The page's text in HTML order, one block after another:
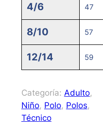
4/6 47
8/10 57
12/14 59
Categoría: Adulto
Niño, Polo, Polos
Técnico